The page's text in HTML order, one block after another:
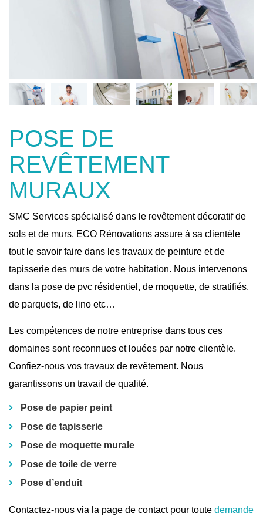
POSE DE
REVÊTEMENT
MURAUX
SMC Services spécialisé dans le revêtement décoratif de
sols et de murs, ECO Rénovations assure à sa clientèle
tout le savoir faire dans les travaux de peinture et de
tapisserie des murs de votre habitation. Nous intervenons
dans la pose de pvc résidentiel, de moquette, de stratifiés,
de parquets, de lino etc…
Les compétences de notre entreprise dans tous ces
domaines sont reconnues et louées par notre clientèle.
Confiez-nous vos travaux de revêtement. Nous
garantissons un travail de qualité.
Pose de papier peint
Pose de tapisserie
Pose de moquette murale
Pose de toile de verre
Pose d’enduit
Contactez-nous via la page de contact pour toute demande